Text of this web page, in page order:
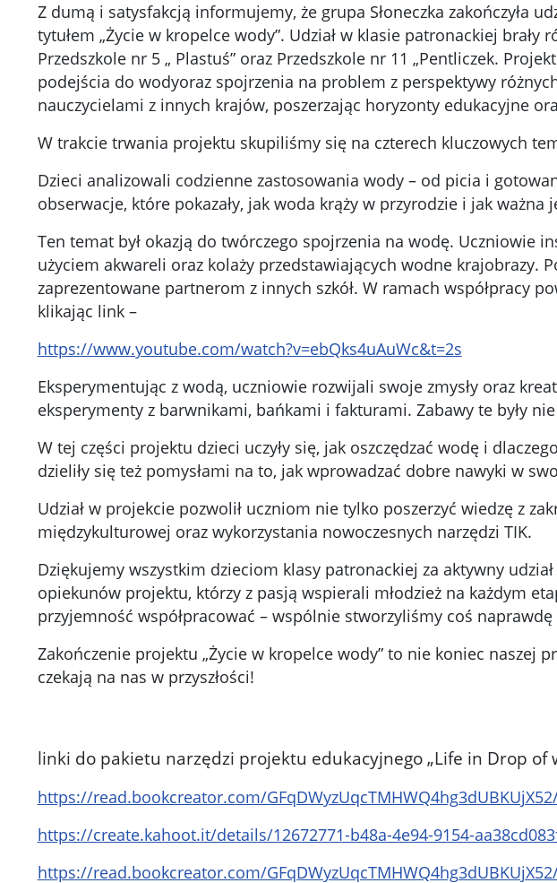
Z dumą i satysfakcją informujemy, że grupa Słoneczka zakończyła
tytułem „Życie w kropelce wody”. Udział w klasie patronackiej
Przedszkole nr 5 „ Plastuś” oraz Przedszkole nr 11 „Pentliczek.
podejścia do wodyoraz spojrzenia na problem z perspektywy
nauczycielami z innych krajów, poszerzając horyzonty edukacyjne
W trakcie trwania projektu skupiliśmy się na czterech kluczowych
Dzieci analizowali codzienne zastosowania wody – od picia i
obserwacje, które pokazały, jak woda krąży w przyrodzie i jak
Ten temat był okazją do twórczego spojrzenia na wodę. Uczniowie
użyciem akwareli oraz kolaży przedstawiających wodne krajobrazy.
zaprezentowane partnerom z innych szkół. W ramach współpracy
klikając link –
https://www.youtube.com/watch?v=ebQks4uAuWc&t=2s
Eksperymentując z wodą, uczniowie rozwijali swoje zmysły oraz
eksperymenty z barwnikami, bańkami i fakturami. Zabawy te były
W tej części projektu dzieci uczyły się, jak oszczędzać wodę i
dzieliły się też pomysłami na to, jak wprowadzać dobre nawyki w
Udział w projekcie pozwolił uczniom nie tylko poszerzyć wiedzę z
międzykulturowej oraz wykorzystania nowoczesnych narzędzi TIK.
Dziękujemy wszystkim dzieciom klasy patronackiej za aktywny
opiekunów projektu, którzy z pasją wspierali młodzież na każdym
przyjemność współpracować – wspólnie stworzyliśmy coś
Zakończenie projektu „Życie w kropelce wody” to nie koniec naszej
czekają na nas w przyszłości!
linki do pakietu narzędzi projektu edukacyjnego „Life in Drop of
https://read.bookcreator.com/GFqDWyzUqcTMHWQ4hg3dUBKUjX52/
https://create.kahoot.it/details/12672771-b48a-4e94-9154-
https://read.bookcreator.com/